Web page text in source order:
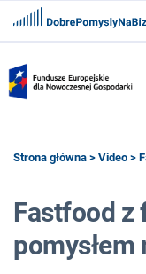
FRANCZYZY
Strona główna > Video >
Fastfood z
pomysłem